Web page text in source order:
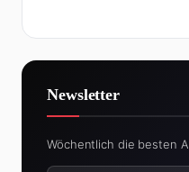
Newsletter
Wöchentlich die besten